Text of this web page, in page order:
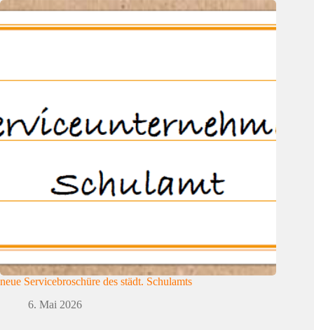
neue Servicebroschüre des städt. Schulamts
6. Mai 2026